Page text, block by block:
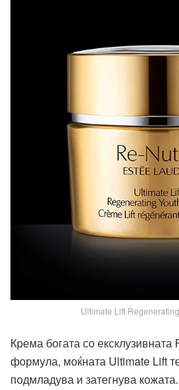
Ultimate Lift
Крема богата со
формула, моќната Ultimate Lift
подмладува и затегнува кожата.